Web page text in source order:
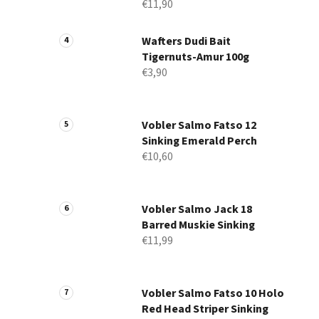
€11,90
Wafters Dudi Bait
Tigernuts-Amur 100g
€3,90
Vobler Salmo Fatso 12
Sinking Emerald Perch
€10,60
Vobler Salmo Jack 18
Barred Muskie Sinking
€11,99
Vobler Salmo Fatso 10 Holo
Red Head Striper Sinking